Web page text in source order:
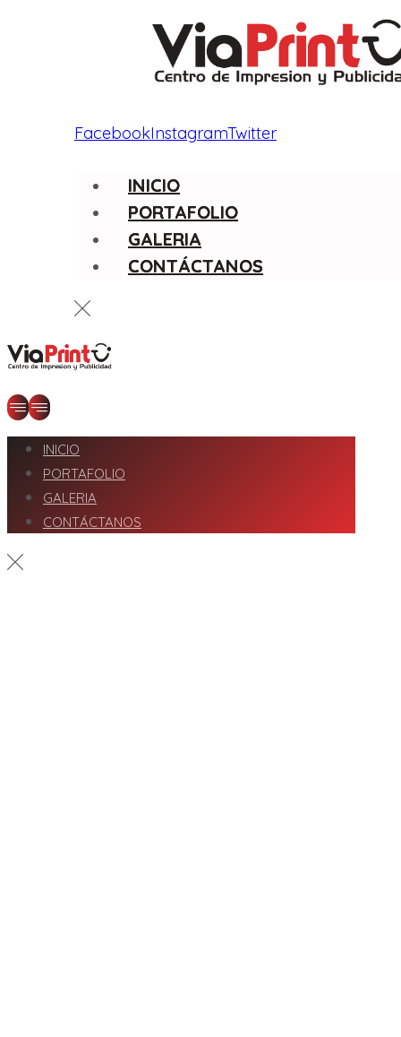
FacebookInstagramTwitter
INICIO
PORTAFOLIO
GALERIA
CONTÁCTANOS
INICIO
PORTAFOLIO
GALERIA
CONTÁCTANOS